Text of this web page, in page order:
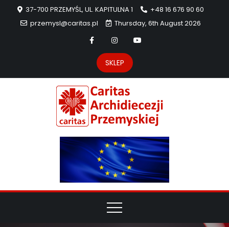
37-700 PRZEMYŚL, UL. KAPITULNA 1
+48 16 676 90 60
przemysl@caritas.pl
Thursday, 6th August 2026
SKLEP